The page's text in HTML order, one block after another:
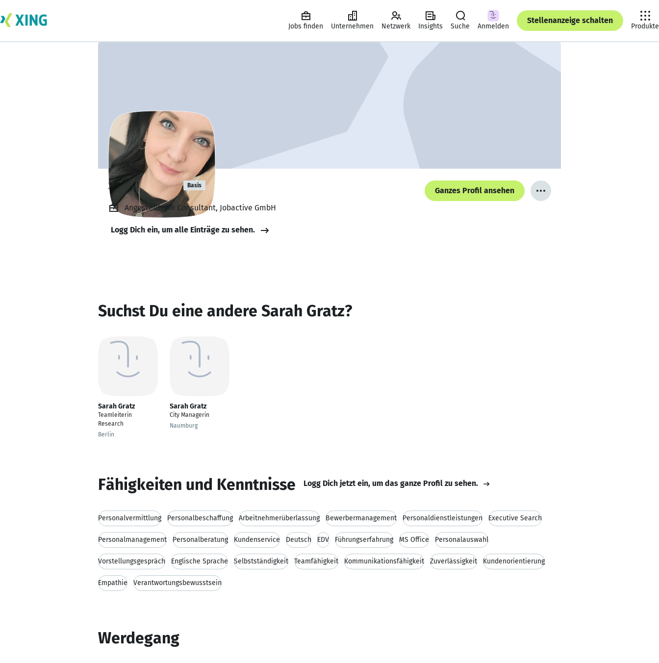
Jobs finden Unternehmen Netzwerk Insights Suche Anmelden
Stellenanzeige schalten
Produkte
Sarah Gratz Basis
Ganzes Profil ansehen
Angestellt, HR Consultant, Jobactive GmbH
Logg Dich ein, um alle Einträge zu sehen.
Suchst Du eine andere Sarah Gratz?
Sarah Gratz
Teamleiterin
Research
Berlin
Sarah Gratz
City Managerin
Naumburg
Fähigkeiten und Kenntnisse Logg Dich jetzt ein, um das ganze Profil zu sehen.
Personalvermittlung Personalbeschaffung Arbeitnehmerüberlassung Bewerbermanagement Personaldienstleistungen Executive Search
Personalmanagement Personalberatung Kundenservice Deutsch EDV Führungserfahrung MS Office Personalauswahl
Vorstellungsgespräch Englische Sprache Selbstständigkeit Teamfähigkeit Kommunikationsfähigkeit Zuverlässigkeit Kundenorientierung
Empathie Verantwortungsbewusstsein
Werdegang